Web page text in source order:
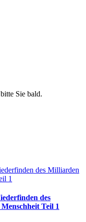
Sie bald.
des
Teil 1